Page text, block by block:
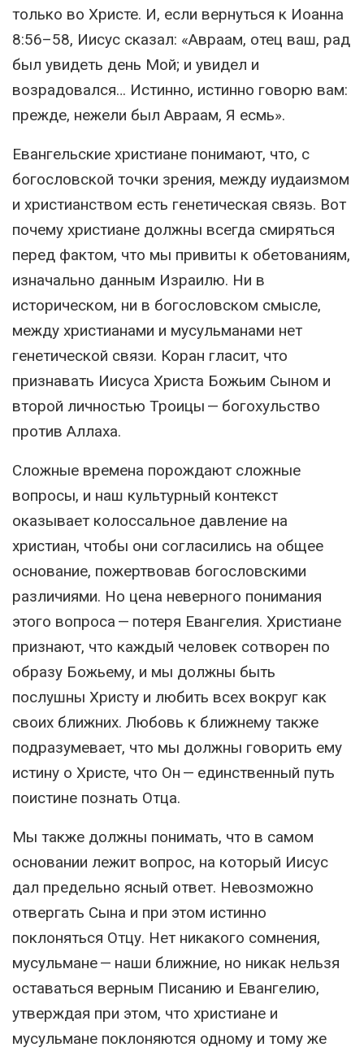
только во Христе. И, если вернуться к Иоанна
8:56–58, Иисус сказал: «Авраам, отец ваш, рад
был увидеть день Мой; и увидел и
возрадовался… Истинно, истинно говорю вам:
прежде, нежели был Авраам, Я есмь».
Евангельские христиане понимают, что, с
богословской точки зрения, между иудаизмом
и христианством есть генетическая связь. Вот
почему христиане должны всегда смиряться
перед фактом, что мы привиты к обетованиям,
изначально данным Израилю. Ни в
историческом, ни в богословском смысле,
между христианами и мусульманами нет
генетической связи. Коран гласит, что
признавать Иисуса Христа Божьим Сыном и
второй личностью Троицы — богохульство
против Аллаха.
Сложные времена порождают сложные
вопросы, и наш культурный контекст
оказывает колоссальное давление на
христиан, чтобы они согласились на общее
основание, пожертвовав богословскими
различиями. Но цена неверного понимания
этого вопроса — потеря Евангелия. Христиане
признают, что каждый человек сотворен по
образу Божьему, и мы должны быть
послушны Христу и любить всех вокруг как
своих ближних. Любовь к ближнему также
подразумевает, что мы должны говорить ему
истину о Христе, что Он — единственный путь
поистине познать Отца.
Мы также должны понимать, что в самом
основании лежит вопрос, на который Иисус
дал предельно ясный ответ. Невозможно
отвергать Сына и при этом истинно
поклоняться Отцу. Нет никакого сомнения,
мусульмане — наши ближние, но никак нельзя
оставаться верным Писанию и Евангелию,
утверждая при этом, что христиане и
мусульмане поклоняются одному и тому же